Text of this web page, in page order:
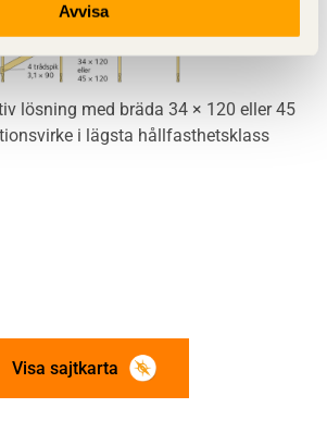
Avvisa
lösning med bräda 34 × 120 eller 45
i lägsta hållfasthetsklass
Visa sajtkarta